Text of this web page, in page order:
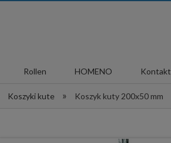
Rollen HOMENO Kontakt
Koszyki kute » Koszyk kuty 200x50 mm